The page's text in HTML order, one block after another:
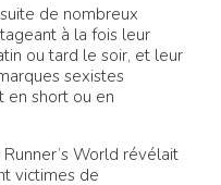
de nombreux
à la fois leur
ou tard le soir, et leur
sexistes
en short ou en
World révélait
victimes de